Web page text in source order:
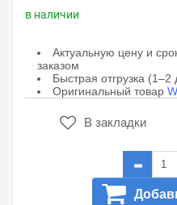
в наличии
Актуальную цену и
заказом
Быстрая отгрузка (1–2
Оригинальный товар
В закладки